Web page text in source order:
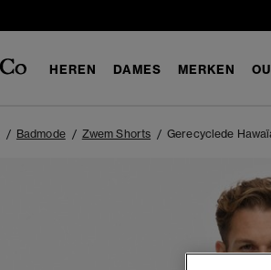
HEREN DAMES MERKEN
Badmode Zwem Shorts Gerecyclede